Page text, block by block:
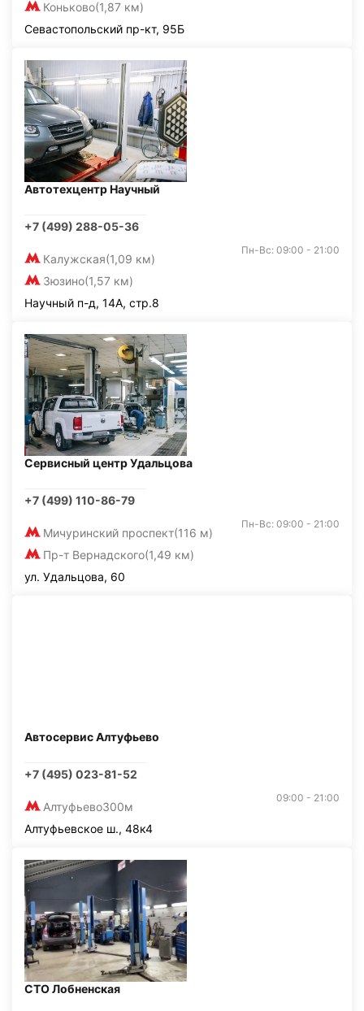
Коньково(1,87 км)
Севастопольский пр-кт, 95Б
Автотехцентр Научный
+7 (499) 288-05-36
Калужская(1,09 км)
Зюзино(1,57 км)
Пн-Вс: 09:00 - 21:00
Научный п-д, 14А, стр.8
Сервисный центр Удальцова
+7 (499) 110-86-79
Мичуринский проспект(116 м)
Пр-т Вернадского(1,49 км)
Пн-Вс: 09:00 - 21:00
ул. Удальцова, 60
Автосервис Алтуфьево
+7 (495) 023-81-52
Алтуфьево300м
09:00 - 21:00
Алтуфьевское ш., 48к4
СТО Лобненская